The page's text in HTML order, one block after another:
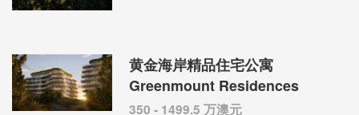
黄金海岸精品住宅公寓
Greenmount Residences
350 - 1499.5 万澳元